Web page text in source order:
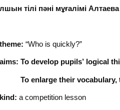
тілі пәні мұғалімі
“Who is quickly?”
To develop pupils’ logical
enlarge their vocabulary, to
a competition lesson